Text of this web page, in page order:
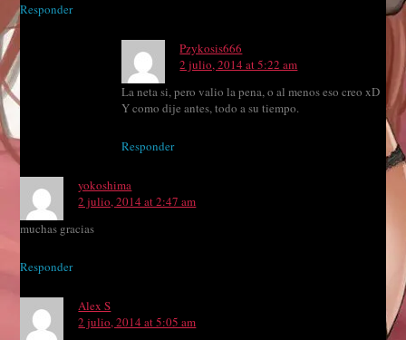
Responder
Pzykosis666
2 julio, 2014 at 5:22 am
La neta si, pero valio la pena, o al menos eso creo xD
Y como dije antes, todo a su tiempo.
Responder
yokoshima
2 julio, 2014 at 2:47 am
muchas gracias
Responder
Alex S
2 julio, 2014 at 5:05 am